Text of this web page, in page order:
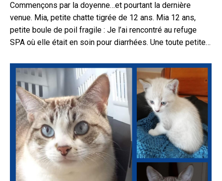
Commençons par la doyenne…et pourtant la dernière
venue. Mia, petite chatte tigrée de 12 ans. Mia 12 ans,
petite boule de poil fragile : Je l’ai rencontré au refuge
SPA où elle était en soin pour diarrhées. Une toute petite…